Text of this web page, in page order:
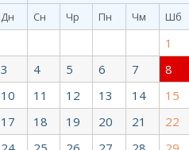
Дн Сн Чр Пн Чм Шб
1
3
4 5 6 7 8
10
11 12 13 14 15
17
18 19 20 21 22